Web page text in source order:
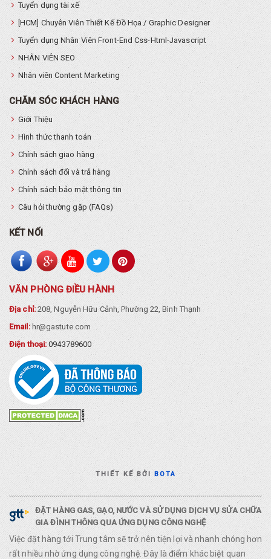
Tuyển dụng tài xế
[HCM] Chuyên Viên Thiết Kế Đồ Họa / Graphic Designer
Tuyển dụng Nhân Viên Front-End Css-Html-Javascript
NHÂN VIÊN SEO
Nhân viên Content Marketing
CHĂM SÓC KHÁCH HÀNG
Giới Thiệu
Hình thức thanh toán
Chính sách giao hàng
Chính sách đổi và trả hàng
Chính sách bảo mật thông tin
Câu hỏi thường gặp (FAQs)
KẾT NỐI
VĂN PHÒNG ĐIỀU HÀNH
Địa chỉ:208, Nguyễn Hữu Cảnh, Phường 22, Bình Thạnh
Email:hr@gastute.com
Điện thoại:0943789600
THIẾT KẾ BỞIBOTA
ĐẶT HÀNG GAS, GẠO, NƯỚC VÀ SỬ DỤNG DỊCH VỤ SỬA CHỮA
GIA ĐÌNH THÔNG QUA ỨNG DỤNG CÔNG NGHỆ
Việc đặt hàng tới Trung tâm sẽ trở nên tiện lợi và nhanh chóng hơn
rất nhiều nhờ ứng dụng công nghệ. Đây là điểm khác biệt quan